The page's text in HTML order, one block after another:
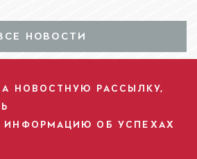
НОВОСТИ
НОВОСТНУЮ РАССЫЛКУ,
ОБ УСПЕХАХ